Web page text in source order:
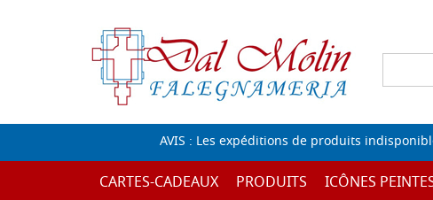
AVIS : Les expéditions de produits
CARTES-CADEAUX PRODUITS ICÔNES